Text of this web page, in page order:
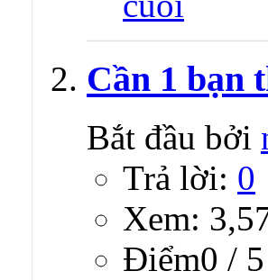
Cần 1 bạn
Bắt đầu bởi
Trả lời: 0
Xem:
Ðiểm0 / 5